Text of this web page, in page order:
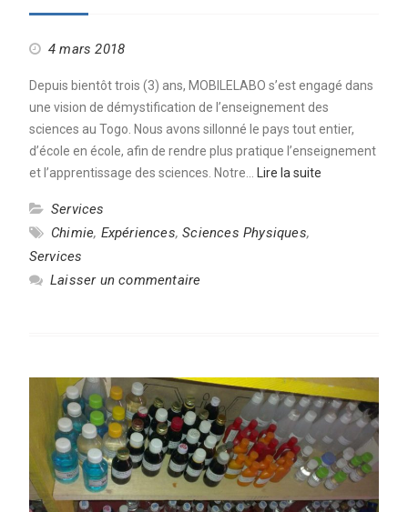
4 mars 2018
Depuis bientôt trois (3) ans, MOBILELABO s’est engagé dans
une vision de démystification de l’enseignement des
sciences au Togo. Nous avons sillonné le pays tout entier,
d’école en école, afin de rendre plus pratique l’enseignement
et l’apprentissage des sciences. Notre… Lire la suite
Services
Chimie, Expériences,Sciences Physiques,
Services
Laisser un commentaire